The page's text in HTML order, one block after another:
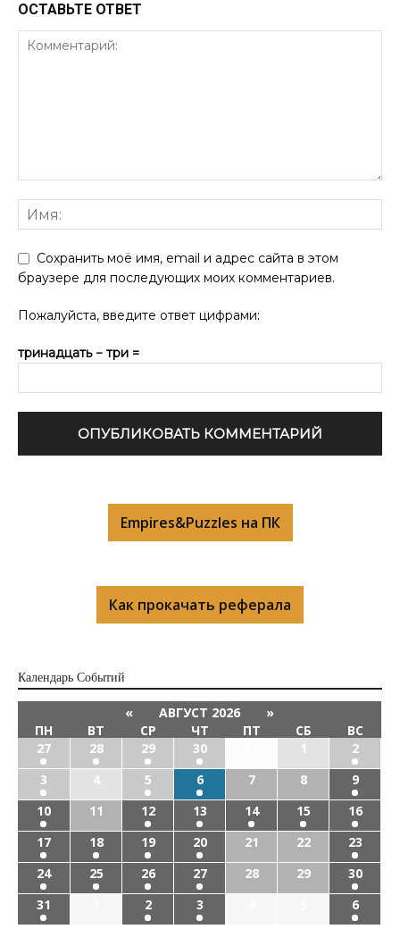
ОСТАВЬТЕ ОТВЕТ
Сохранить моё имя, email и адрес сайта в этом
браузере для последующих моих комментариев.
Пожалуйста, введите ответ цифрами:
тринадцать − три =
Empires&Puzzles на ПК
Как прокачать реферала
Календарь Cобытий
« АВГУСТ 2026
»
ПН
ВТ СР ЧТ ПТ СБ
ВС
27
28 29 30 1
2
3
4 5 6 7 8
9
10
11 12 13 14 15
16
17
18 19 20 21 22
23
24
25 26 27 28 29
30
31
2 3 6